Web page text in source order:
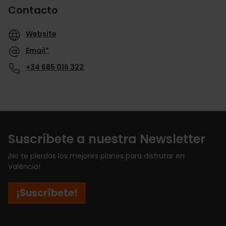
Contacto
Website
Email*
+34 685 016 322
Suscríbete a nuestra Newsletter
¡No te pierdas los mejores planes para disfrutar en
València!
¡Suscríbete!